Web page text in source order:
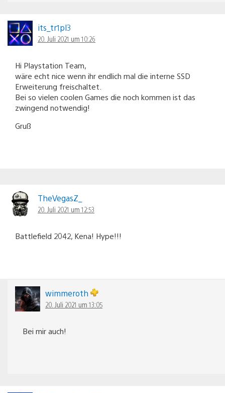
its_tr1pl3
20. Juli 2021 um 10:26
Hi Playstation Team,
wäre echt nice wenn ihr endlich mal die interne SSD
Erweiterung freischaltet.
Bei so vielen coolen Games die noch kommen ist das
zwingend notwendig!
Gruß
TheVegasZ_
20. Juli 2021 um 12:53
Battlefield 2042, Kena! Hype!!!
wimmeroth
20. Juli 2021 um 13:05
Bei mir auch!